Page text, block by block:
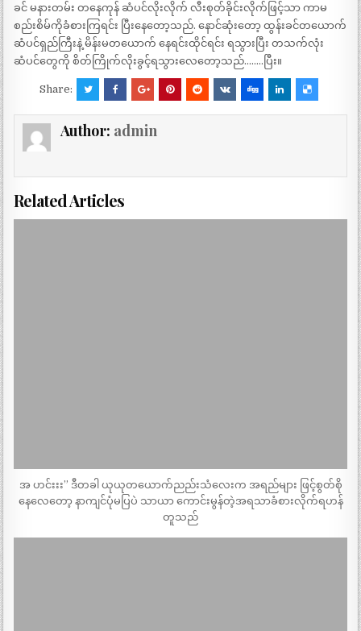
ခင် မနားတမ်း တနေကုန် ဆံပင်လိုးလိုက် လီးစုတ်ခိုင်းလိုက်ဖြင့်သာ ကာမ
စည်းစိမ်ကိုခံစားကြရင်း ပြီးနေတော့သည်. နောင်ဆုံးတော့ ထွန်းခင်တယောက်
ဆံပင်ရှည်ကြီးနဲ့ မိန်းမတယောက် နေရင်းထိုင်ရင်း ရသွားပြီး တသက်လုံး
ဆံပင်တွေကို စိတ်ကြိုက်လိုးခွင့်ရသွားလေတော့သည်……..ပြီး။
Share:
Author: admin
Related Articles
အ ဟင်းးး” ဒီတခါ ယုယုတယောက်ညည်းသံလေးက အရည်များ ဖြင့်စွတ်စို
နေလေတော့ နာကျင်ပုံမပြပဲ သာယာ ကောင်းမွန်တဲ့အရသာခံစားလိုက်ရဟန်
တူသည်